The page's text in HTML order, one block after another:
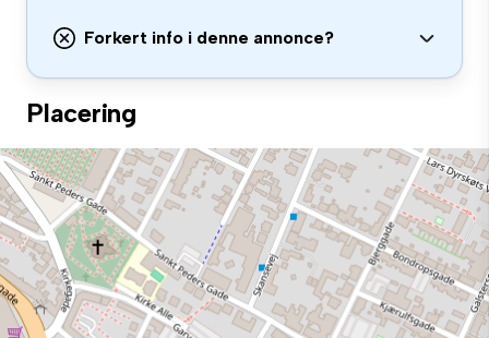
Forkert info i denne annonce?
Placering